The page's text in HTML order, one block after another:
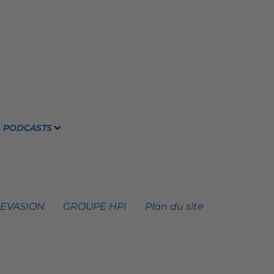
PODCASTS
GROUPE HPI Plan du site